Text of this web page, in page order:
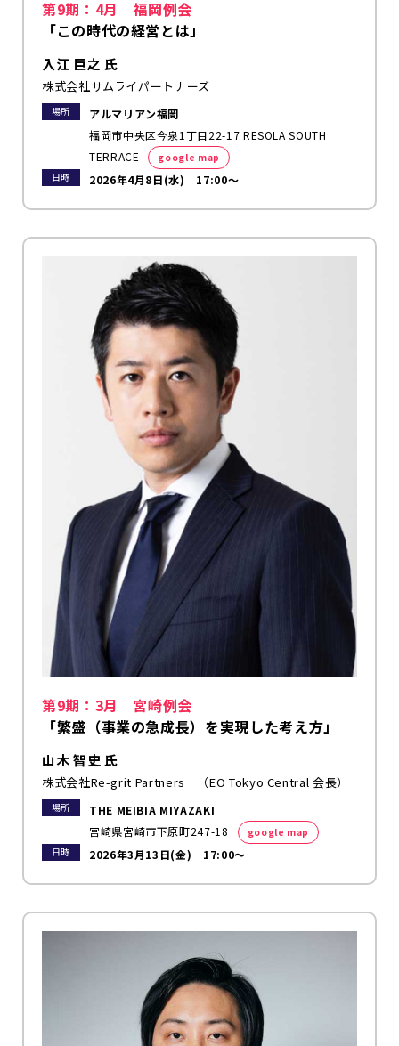
第9期：4月 福岡例会
「この時代の経営とは」
入江 巨之 氏
株式会社サムライパートナーズ
場所
アルマリアン福岡
福岡市中央区今泉1丁目22-17 RESOLA SOUTH
TERRACE
google map
日時
2026年4月8日(水) 17:00～
第9期：3月 宮崎例会
「繁盛（事業の急成長）を実現した考え方」
山木 智史 氏
株式会社Re-grit Partners （EO Tokyo Central 会長）
場所
THE MEIBIA MIYAZAKI
宮崎県宮崎市下原町247-18
google map
日時
2026年3月13日(金) 17:00～